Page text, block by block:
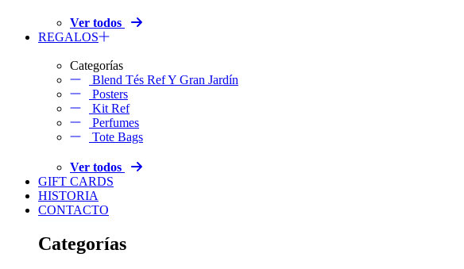
Ver todos
REGALOS
Categorías
Blend Tés Ref Y Gran Jardín
Posters
Kit Ref
Perfumes
Tote Bags
Ver todos
GIFT CARDS
HISTORIA
CONTACTO
Categorías